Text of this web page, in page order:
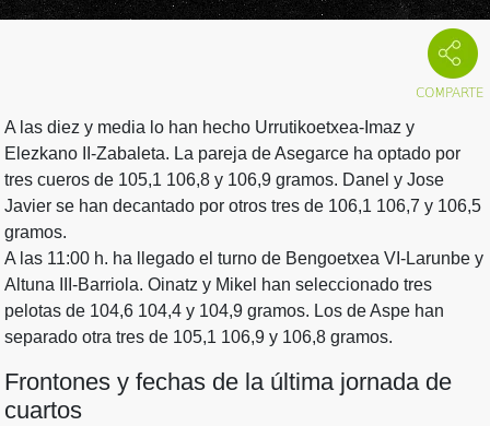
A las diez y media lo han hecho Urrutikoetxea-Imaz y
Elezkano II-Zabaleta. La pareja de Asegarce ha optado por
tres cueros de 105,1 106,8 y 106,9 gramos. Danel y Jose
Javier se han decantado por otros tres de 106,1 106,7 y 106,5
gramos.
A las 11:00 h. ha llegado el turno de Bengoetxea VI-Larunbe y
Altuna III-Barriola. Oinatz y Mikel han seleccionado tres
pelotas de 104,6 104,4 y 104,9 gramos. Los de Aspe han
separado otra tres de 105,1 106,9 y 106,8 gramos.
Frontones y fechas de la última jornada de
cuartos